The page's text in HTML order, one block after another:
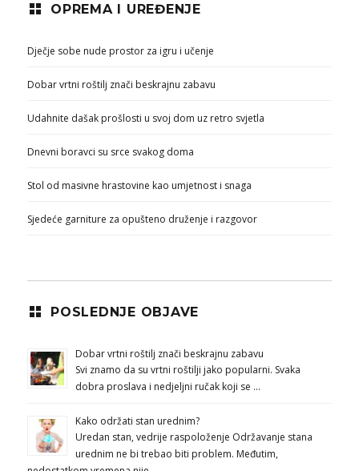
OPREMA I UREĐENJE
Dječje sobe nude prostor za igru i učenje
Dobar vrtni roštilj znači beskrajnu zabavu
Udahnite dašak prošlosti u svoj dom uz retro svjetla
Dnevni boravci su srce svakog doma
Stol od masivne hrastovine kao umjetnost i snaga
Sjedeće garniture za opušteno druženje i razgovor
POSLEDNJE OBJAVE
Dobar vrtni roštilj znači beskrajnu zabavu
Svi znamo da su vrtni roštilji jako popularni. Svaka
dobra proslava i nedjeljni ručak koji se …
Kako održati stan urednim?
Uredan stan, vedrije raspoloženje Održavanje stana
urednim ne bi trebao biti problem. Međutim,